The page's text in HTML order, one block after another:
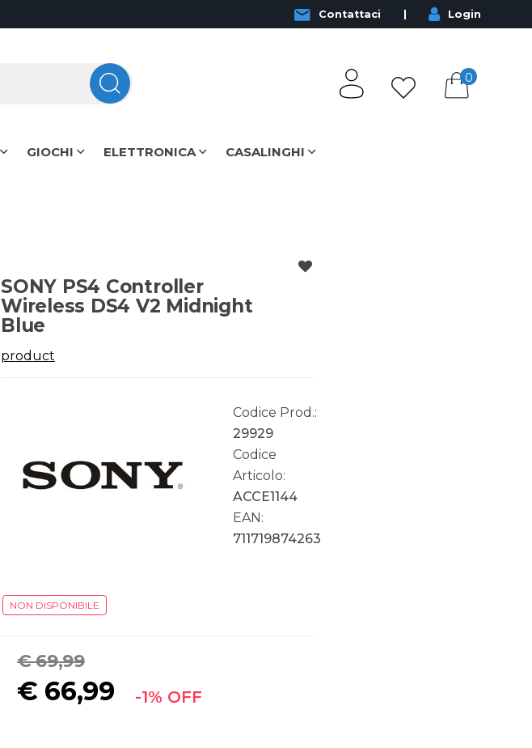
Contattaci Login
0
GIOCHI ELETTRONICA CASALINGHI
SONY PS4 Controller
Wireless DS4 V2 Midnight
Blue
product
Codice Prod.:
29929
Codice
Articolo:
ACCE1144
EAN:
711719874263
NON DISPONIBILE
€ 69,99
€ 66,99 -1% OFF